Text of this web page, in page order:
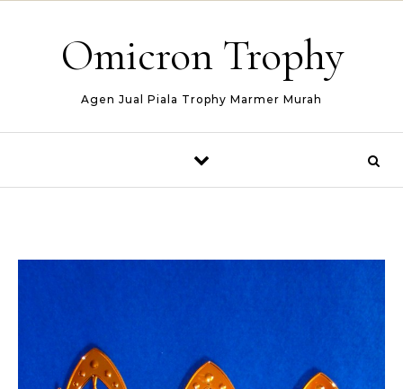
Omicron Trophy
Agen Jual Piala Trophy Marmer Murah